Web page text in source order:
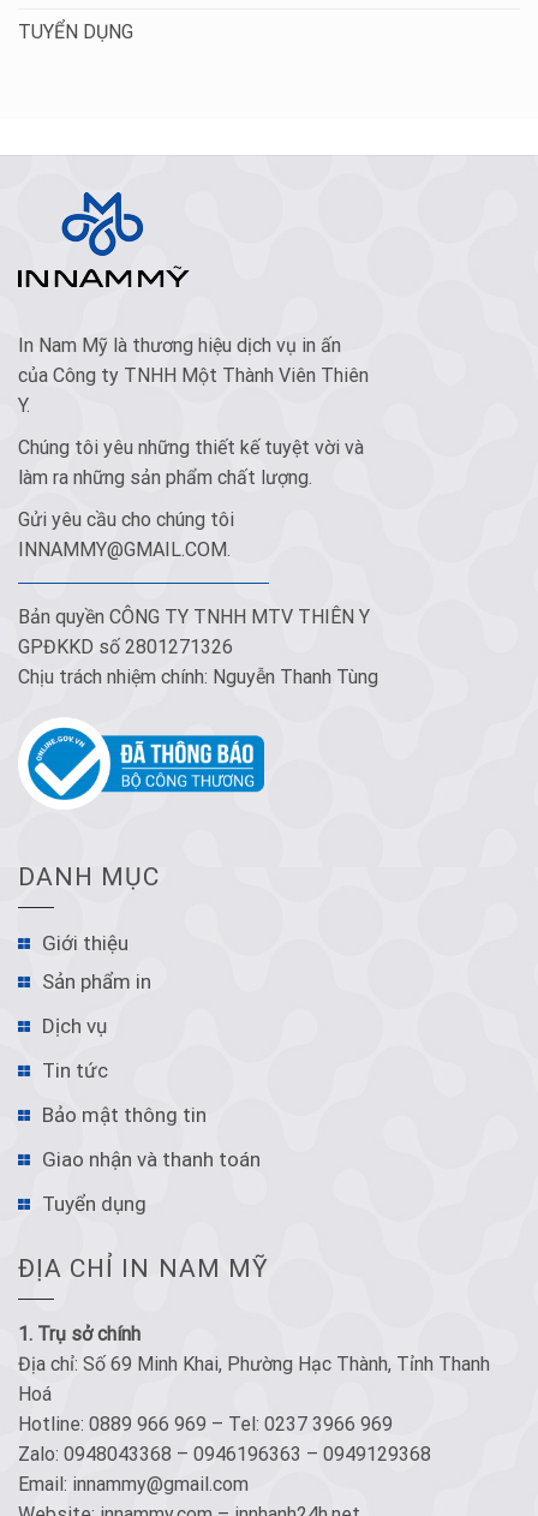
TUYỂN DỤNG
In Nam Mỹ là thương hiệu dịch vụ in ấn
của Công ty TNHH Một Thành Viên Thiên
Y.
Chúng tôi yêu những thiết kế tuyệt vời và
làm ra những sản phẩm chất lượng.
Gửi yêu cầu cho chúng tôi
INNAMMY@GMAIL.COM.
Bản quyền CÔNG TY TNHH MTV THIÊN Y
GPĐKKD số 2801271326
Chịu trách nhiệm chính: Nguyễn Thanh Tùng
DANH MỤC
Giới thiệu
Sản phẩm in
Dịch vụ
Tin tức
Bảo mật thông tin
Giao nhận và thanh toán
Tuyển dụng
ĐỊA CHỈ IN NAM MỸ
1. Trụ sở chính
Địa chỉ: Số 69 Minh Khai, Phường Hạc Thành, Tỉnh Thanh
Hoá
Hotline: 0889 966 969 – Tel: 0237 3966 969
Zalo: 0948043368 – 0946196363 – 0949129368
Email: innammy@gmail.com